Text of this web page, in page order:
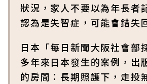
狀況，家人不要以為年長者
認為是失智症，可能會錯失
日本「每日新聞大阪社會部
多年來日本發生的案例，出
的房間：長期照護下，走投